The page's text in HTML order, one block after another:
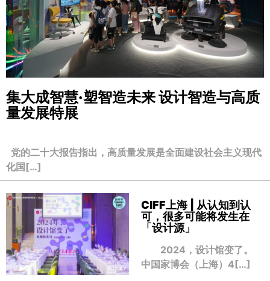
集大成智慧·塑智造未来设计智造与高质
量发展特展
党的二十大报告指出，高质量发展是全面建设社会主义现代
化国[…]
CIFF上海 | 从认知到认
可，很多可能将发生在
「设计源」
2024，设计馆变了。
中国家博会（上海）4[…]